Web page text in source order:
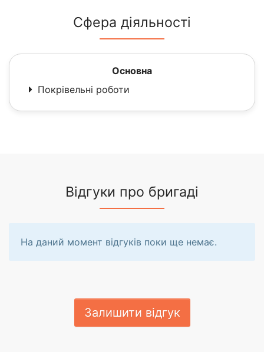
Сфера діяльності
Основна
Покрівельні роботи
Відгуки про бригаді
На даний момент відгуків поки ще немає.
Залишити відгук